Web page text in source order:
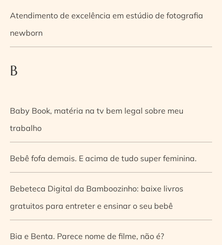
Atendimento de excelência em estúdio de fotografia
newborn
B
Baby Book, matéria na tv bem legal sobre meu
trabalho
Bebê fofa demais. E acima de tudo super feminina.
Bebeteca Digital da Bamboozinho: baixe livros
gratuitos para entreter e ensinar o seu bebê
Bia e Benta. Parece nome de filme, não é?